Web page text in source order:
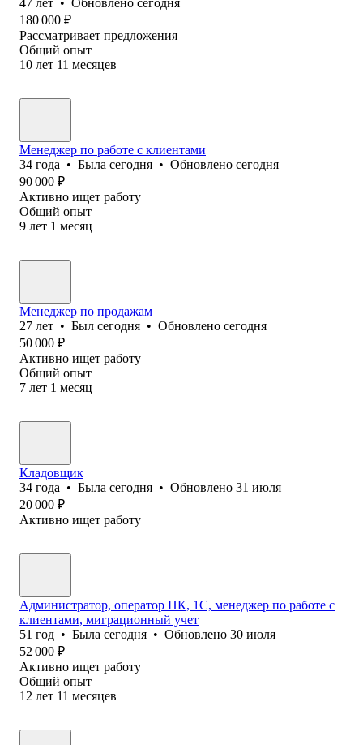
180 000 ₽
Рассматривает предложения
Общий опыт
10 лет 11 месяцев
Менеджер по работе с клиентами
34 года • Была сегодня • Обновлено сегодня
90 000 ₽
Активно ищет работу
Общий опыт
9 лет 1 месяц
Менеджер по продажам
27 лет • Был сегодня • Обновлено сегодня
50 000 ₽
Активно ищет работу
Общий опыт
7 лет 1 месяц
Кладовщик
34 года • Была сегодня • Обновлено 31 июля
20 000 ₽
Активно ищет работу
Администратор, оператор ПК, 1С, менеджер по работе с
клиентами, миграционный учет
51 год • Была сегодня • Обновлено 30 июля
52 000 ₽
Активно ищет работу
Общий опыт
12 лет 11 месяцев